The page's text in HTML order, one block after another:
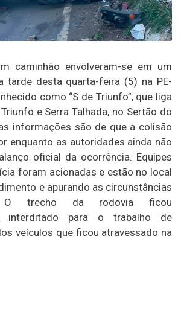
caminhão envolveram-se em um
tarde desta quarta-feira (5) na PE-
como “S de Triunfo”, que liga
e Serra Talhada, no Sertão do
informações são de que a colisão
enquanto as autoridades ainda não
oficial da ocorrência. Equipes
foram acionadas e estão no local
e apurando as circunstâncias
O trecho da rodovia ficou
interditado para o trabalho de
veículos que ficou atravessado na